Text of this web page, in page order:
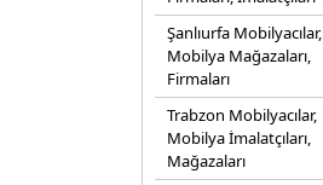
Şanlıurfa Mobilyacılar,
Mobilya Mağazaları,
Firmaları
Trabzon Mobilyacılar,
Mobilya İmalatçıları,
Mağazaları